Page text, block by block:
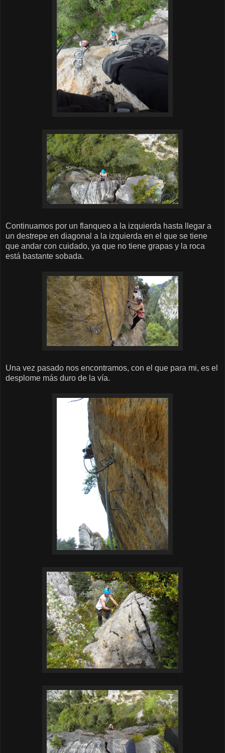
Continuamos por un flanqueo a la izquierda hasta llegar a
un destrepe en diagonal a la izquierda en el que se tiene
que andar con cuidado, ya que no tiene grapas y la roca
está bastante sobada.
Una vez pasado nos encontramos, con el que para mi, es el
desplome más duro de la vía.